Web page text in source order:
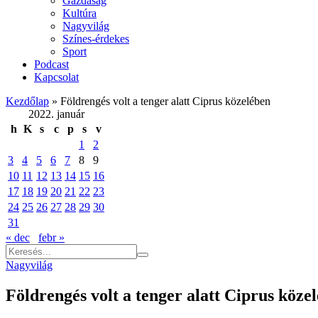
Kultúra
Nagyvilág
Színes-érdekes
Sport
Podcast
Kapcsolat
Kezdőlap » Földrengés volt a tenger alatt Ciprus közelében
2022. január
h K s c p s
v
1
2
3
4 5 6 7 8
9
10 11 12 13 14 15 16
17 18 19 20 21 22 23
24 25 26 27 28 29 30
31
« dec
febr »
Nagyvilág
Földrengés volt a tenger alatt Ciprus